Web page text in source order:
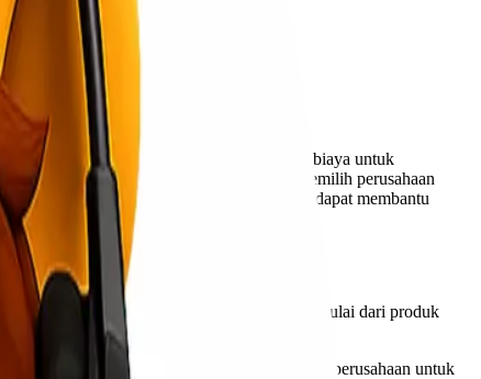
mencari cara yang efisien dan hemat biaya untuk
layanan pengiriman yang tersedia, memilih perusahaan
barang, serta bagaimana Lionel Express dapat membantu
cargo mencakup berbagai jenis barang, mulai dari produk
akan terganggu. Cargo memungkinkan perusahaan untuk